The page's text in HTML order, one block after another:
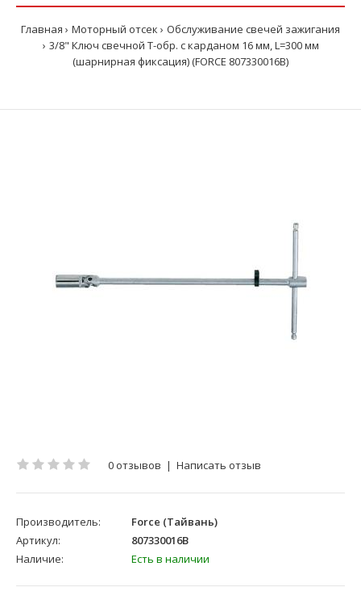
Главная Моторный отсек
Обслуживание свечей зажигания
3/8" Ключ свечной Т-обр. с карданом 16 мм, L=300 мм
(шарнирная фиксация) (FORCE 807330016B)
0 отзывов | Написать отзыв
Производитель:
Force (Тайвань)
Артикул:
807330016B
Наличие:
Есть в наличии